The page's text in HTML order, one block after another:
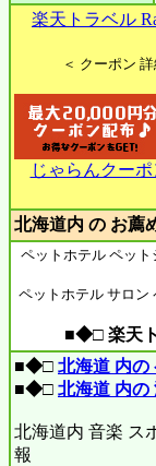
楽天トラベル
＜ クーポン
じゃらんクーポ
北海道内 の お薦
ペットホテル ペッ
ペットホテル サロン
■◆□ 楽天
■◆□ 北海道 内の
■◆□ 北海道 内の
北海道内 音楽 ス
報